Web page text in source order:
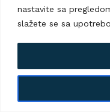
nastavite sa
slažete se sa